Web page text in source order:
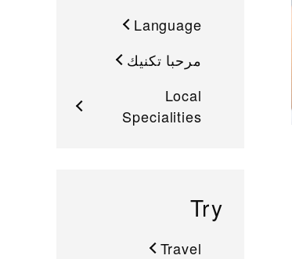
Language
مرحبا تكنيك
Local
Specialities
Try
Travel